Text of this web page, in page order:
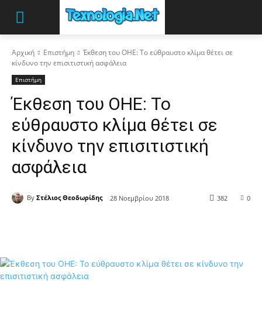
Αρχική Επιστήμη
Έκθεση του ΟΗΕ: Το εύθραυστο κλίμα θέτει σε
κίνδυνο την επισιτιστική ασφάλεια
Επιστήμη
Έκθεση του ΟΗΕ: Το
εύθραυστο κλίμα θέτει σε
κίνδυνο την επισιτιστική
ασφάλεια
By Στέλιος Θεοδωρίδης 28 Νοεμβρίου 2018 0
382